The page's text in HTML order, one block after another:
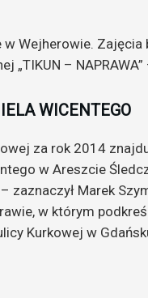
Wejherowie. Zajęcia
–
WICENTEGO
za rok 2014
w Areszcie
zaznaczył Marek
w którym
Kurkowej w